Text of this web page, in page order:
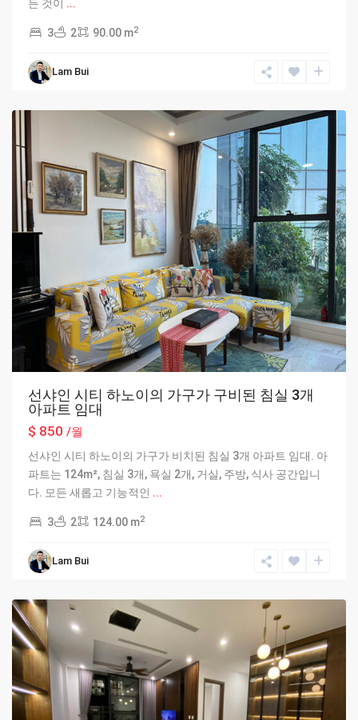
든 것이 ...
3 2 90.00 m2
Lam Bui
Bac
Tu
Liem,
선샤인 시티 하노이의 가구가 구비된 침실 3개
아파트 임대
$ 850 /월
선샤인 시티 하노이의 가구가 비치된 침실 3개 아파트 임대. 아
파트는 124m², 침실 3개, 욕실 2개, 거실, 주방, 식사 공간입니
다. 모든 새롭고 기능적인 ...
3 2 124.00 m2
Lam Bui
Bac
Tu
Liem,